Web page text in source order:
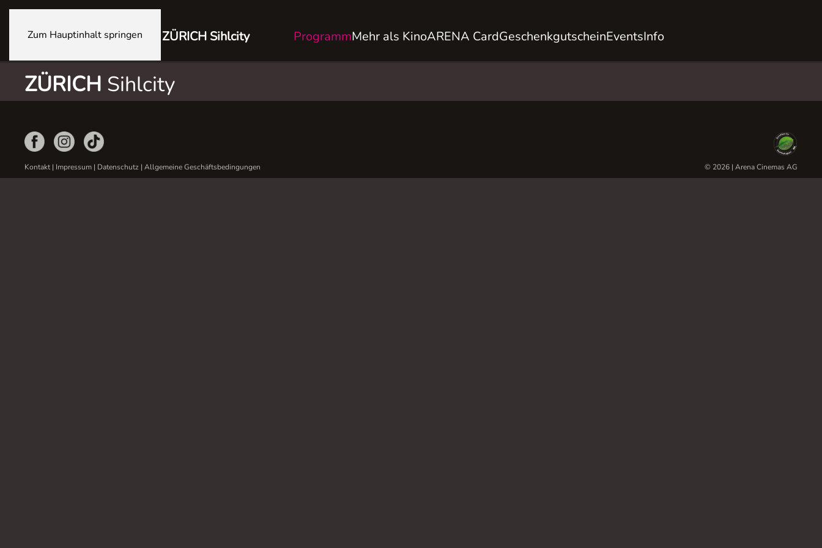
Zum Hauptinhalt springen ZÜRICH Sihlcity ProgrammMehr als KinoARENA CardGeschenkgutscheinEventsInfo
ZÜRICH Sihlcity
Kontakt| Impressum | Datenschutz | Allgemeine Geschäftsbedingungen © 2026 | Arena Cinemas AG